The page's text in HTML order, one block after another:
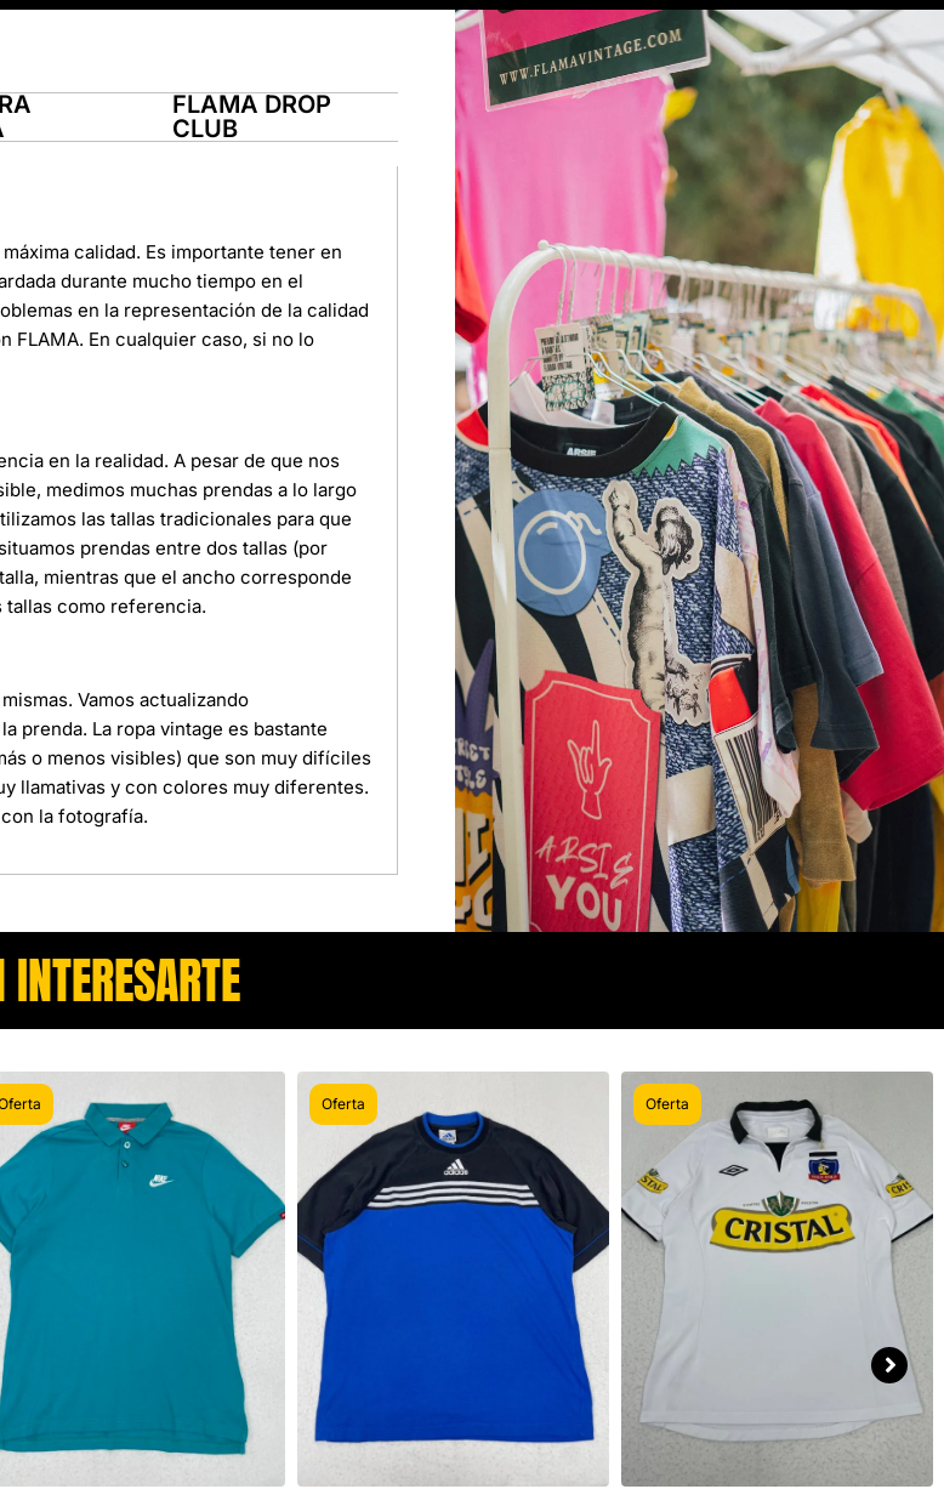
FLAMA DROP
CLUB
calidad. Es importante tener en
durante mucho tiempo en el
en la representación de la calidad
FLAMA. En cualquier caso, si no lo
en la realidad. A pesar de que nos
medimos muchas prendas a lo largo
las tallas tradicionales para que
prendas entre dos tallas (por
mientras que el ancho corresponde
tallas como referencia.
Vamos actualizando
prenda. La ropa vintage es bastante
o menos visibles) que son muy difíciles
llamativas y con colores muy diferentes.
la fotografía.
Oferta Oferta